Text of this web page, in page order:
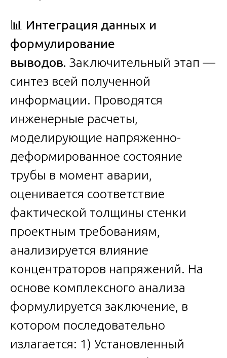
📊 Интеграция данных и
формулирование
выводов. Заключительный этап —
синтез всей полученной
информации. Проводятся
инженерные расчеты,
моделирующие напряженно-
деформированное состояние
трубы в момент аварии,
оценивается соответствие
фактической толщины стенки
проектным требованиям,
анализируется влияние
концентраторов напряжений. На
основе комплексного анализа
формулируется заключение, в
котором последовательно
излагается: 1) Установленный